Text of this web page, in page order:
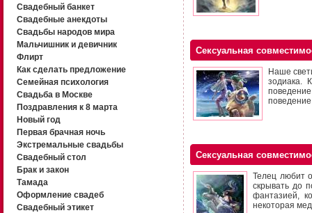
Свадебный банкет
Свадебные анекдоты
Свадьбы народов мира
Мальчишник и девичник
Флирт
Как сделать предложение
Семейная психология
Свадьба в Москве
Поздравления к 8 марта
Новый год
Первая брачная ночь
Экстремальные свадьбы
Свадебный стол
Брак и закон
Тамада
Оформление свадеб
Свадебный этикет
Сексуальная
Наше
зодиака.
Сексуальная
Телец любит
скрывать до
фантазией,
некоторая